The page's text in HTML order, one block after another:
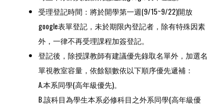
受理登記時間：將於開學第一週(9/15~9/22)開放
google表單登記，未於期限內登記者，除有特殊因素
外，一律不再受理課程加簽登記。
登記後，除授課教師有建議優先錄取名單外，加選名
單視教室容量，依餘額數依以下順序優先遞補：
A.本系同學(高年級優先)。
B.該科目為學生本系必修科目之外系同學(高年級優